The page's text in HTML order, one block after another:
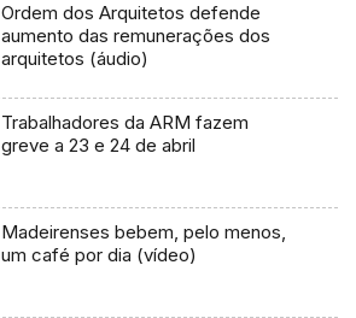
Ordem dos Arquitetos defende
aumento das remunerações dos
arquitetos (áudio)
Trabalhadores da ARM fazem
greve a 23 e 24 de abril
Madeirenses bebem, pelo menos,
um café por dia (vídeo)